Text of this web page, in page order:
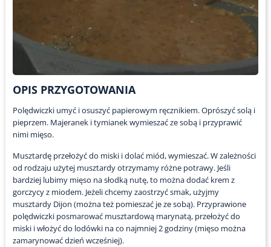
OPIS PRZYGOTOWANIA
Polędwiczki umyć i osuszyć papierowym ręcznikiem. Oprószyć solą i
pieprzem. Majeranek i tymianek wymieszać ze sobą i przyprawić
nimi mięso.
Musztardę przełożyć do miski i dolać miód, wymieszać. W zależności
od rodzaju użytej musztardy otrzymamy różne potrawy. Jeśli
bardziej lubimy mięso na słodką nutę, to można dodać krem z
gorczycy z miodem. Jeżeli chcemy zaostrzyć smak, użyjmy
musztardy Dijon (można też pomieszać je ze sobą). Przyprawione
polędwiczki posmarować musztardową marynatą, przełożyć do
miski i włożyć do lodówki na co najmniej 2 godziny (mięso można
zamarynować dzień wcześniej).